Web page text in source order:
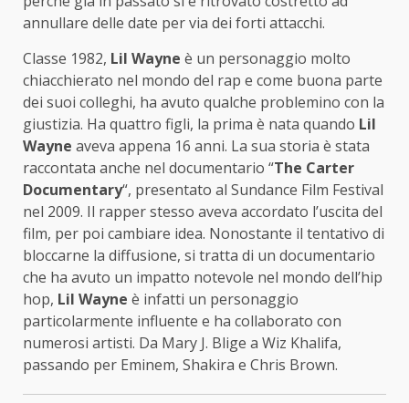
annullare delle date per via dei forti attacchi.
Classe 1982, Lil Wayne è un personaggio molto
chiacchierato nel mondo del rap e come buona parte
dei suoi colleghi, ha avuto qualche problemino con la
giustizia. Ha quattro figli, la prima è nata quando Lil
Wayne aveva appena 16 anni. La sua storia è stata
raccontata anche nel documentario “The Carter
Documentary“, presentato al Sundance Film Festival
nel 2009. Il rapper stesso aveva accordato l’uscita del
film, per poi cambiare idea. Nonostante il tentativo di
bloccarne la diffusione, si tratta di un documentario
che ha avuto un impatto notevole nel mondo dell’hip
hop, Lil Wayne è infatti un personaggio
particolarmente influente e ha collaborato con
numerosi artisti. Da Mary J. Blige a Wiz Khalifa,
passando per Eminem, Shakira e Chris Brown.